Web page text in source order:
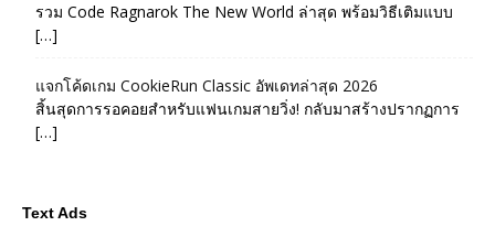
รวม Code Ragnarok The New World ล่าสุด พร้อมวิธีเติมแบบ
[…]
แจกโค้ดเกม CookieRun Classic อัพเดทล่าสุด 2026
สิ้นสุดการรอคอยสำหรับแฟนเกมสายวิ่ง! กลับมาสร้างปรากฏการ
[…]
Text Ads